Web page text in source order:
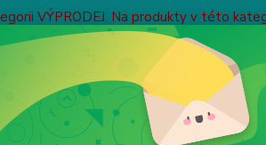
VÝPRODEJ. Na produkty v této
NOVÁ REGISTRACE
Hledat +
Po-